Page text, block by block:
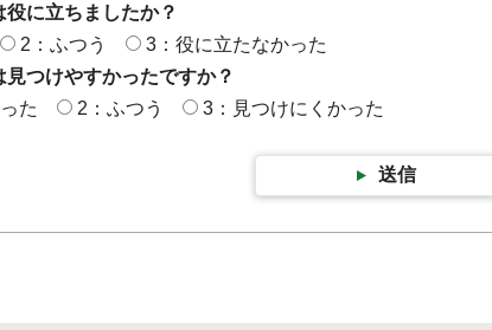
に立ちましたか？
2：ふつう
3：役に立たなかった
つけやすかったですか？
た
2：ふつう 3：見つけにくかった
送信